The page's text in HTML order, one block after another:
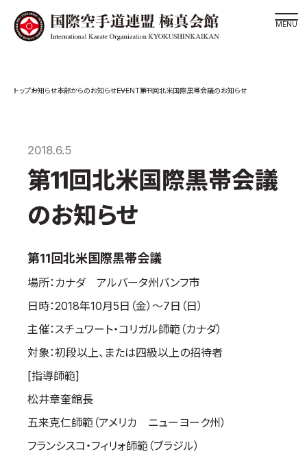
大山倍達総裁 紹介
松井章奎館長 紹介
極真の歴史
極真会館の概要
役員紹介
各委員会紹介
国際空手道連盟について
お知らせ
公式大会
公式記録
お知らせ本部からのお知らせEVENT第11回北米国際黒帯会議のお知らせ
2018.6.5
第11回北米国際黒帯会議
のお知らせ
第11回北米国際黒帯会議
場所：カナダ アルバータ州バンフ市
日時：2018年10月5日（金）～7日（日）
主催：スチュワート・コリガル師範（カナダ）
対象：初段以上、または四級以上の招待者
[指導師範]
松井章奎館長
五来克仁師範（アメリカ ニューヨーク州）
フランシスコ・フィリォ師範（ブラジル）